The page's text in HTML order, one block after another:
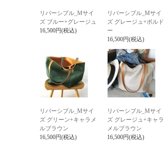
リバーシブル_Mサイ
ズ ブルー+グレージュ
16,500円(税込)
リバーシブル_Mサイ
ズ グレージュ+ボルド
ー
16,500円(税込)
リバーシブル_Mサイ
ズ グリーン+キャラメ
ルブラウン
16,500円(税込)
リバーシブル_Mサイ
ズ グレージュ+キャラ
メルブラウン
16,500円(税込)